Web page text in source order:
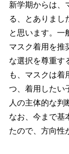
新学期からは、
る、とありまし
と思います。一
マスク着用を推
な選択を尊重す
も、マスクは着
つ、着用したい
人の主体的な判
なお、今まで基
たので、方向性